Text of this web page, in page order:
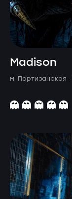
Madison
м. Партизанская ·